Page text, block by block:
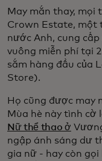
May mắn thay, mọi
Crown Estate, một
nước Anh, cung
vuông miễn phí tại
sắm hàng đầu của
Store).
Họ cũng được may
Mùa hè này tình cờ
Nữ thể thao ở
ngập ánh sáng dư
gia nữ - hay còn gọi